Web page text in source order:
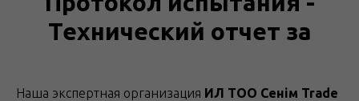
Технический отчет за
Наша экспертная организация ИЛ ТОО Сенім Trade